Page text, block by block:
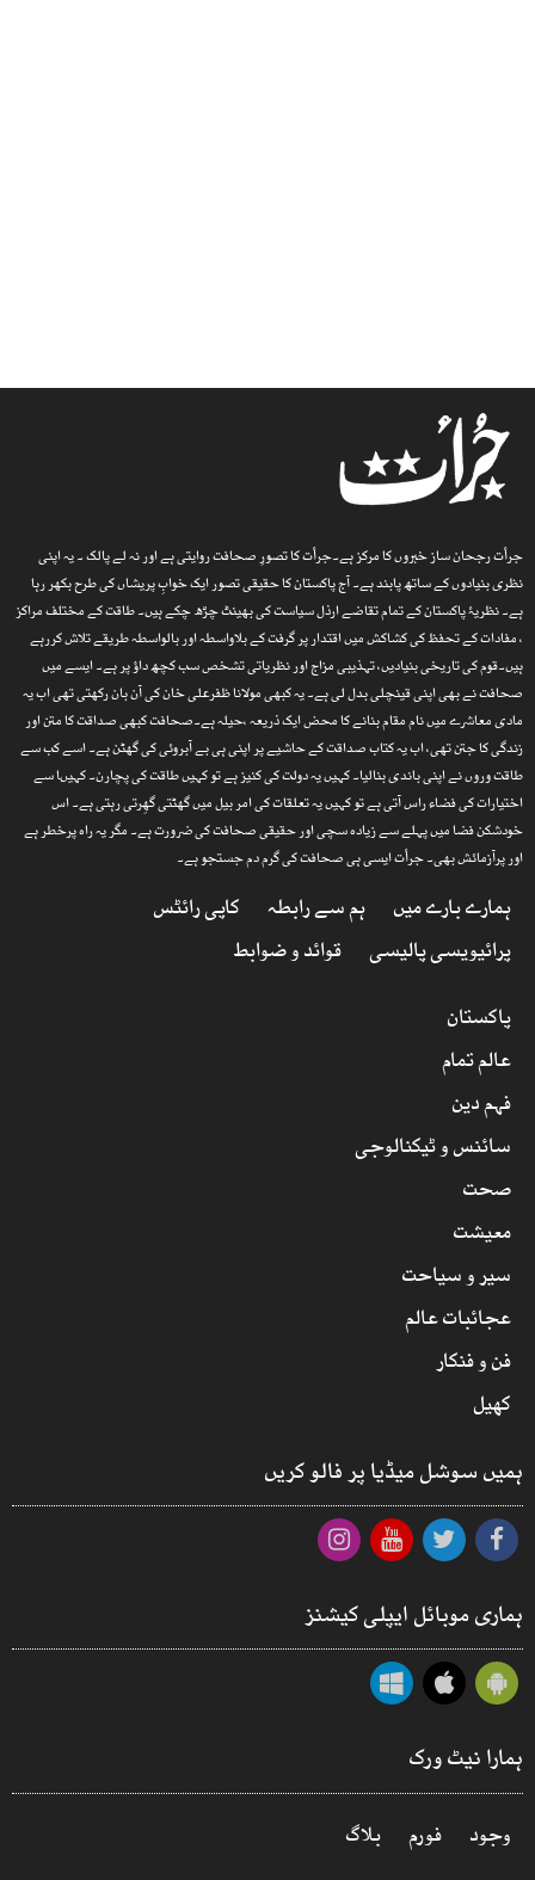
جرأت رجحان ساز خبروں کا مرکز ہے۔جرأت کا تصورِ صحافت روایتی ہے اور نہ لے پالک ۔ یہ اپنی
نظری بنیادوں کے ساتھ پابند ہے۔ آج پاکستان کا حقیقی تصور ایک خوابِ پریشاں کی طرح بکھر رہا
ہے۔ نظریۂ پاکستان کے تمام تقاضے ارذل سیاست کی بھینٹ چڑھ چکے ہیں۔ طاقت کے مختلف مراکز
، مفادات کے تحفظ کی کشاکش میں اقتدار پر گرفت کے بلاواسطہ اور بالواسطہ طریقے تلاش کررہے
ہیں۔قوم کی تاریخی بنیادیں، تہذیبی مزاج اور نظریاتی تشخص سب کچھ داؤ پر ہے۔ ایسے میں
صحافت نے بھی اپنی قینچلی بدل لی ہے۔ یہ کبھی مولانا ظفرعلی خان کی آن بان رکھتی تھی اب یہ
مادی معاشرے میں نام مقام بنانے کا محض ایک ذریعہ ،حیلہ ہے۔صحافت کبھی صداقت کا متن اور
زندگی کا جتن تھی، اب یہ کتاب صداقت کے حاشیے پر اپنی ہی بے آبروئی کی گھٹن ہے۔ اسے کب سے
طاقت وروں نے اپنی باندی بنالیا۔ کہیں یہ دولت کی کنیز ہے تو کہیں طاقت کی پچارن۔ کہیںا سے
اختیارات کی فضاء راس آتی ہے تو کہیں یہ تعلقات کی امر بیل میں گھٹتی گھِرتی رہتی ہے۔ اس
خودشکن فضا میں پہلے سے زیادہ سچی اور حقیقی صحافت کی ضرورت ہے۔ مگر یہ راہ پرخطر ہے
اور پرآزمائش بھی۔ جرأت ایسی ہی صحافت کی گرم دم جستجو ہے۔
ہمارے بارے میں ہم سے رابطہ
کاپی رائٹس
پرائیویسی پالیسی
قوائد و ضوابط
پاکستان
عالم تمام
فہم دین
سائنس و ٹیکنالوجی
صحت
معیشت
سیر و سیاحت
عجائبات عالم
فن و فنکار
کھیل
ہمیں سوشل میڈیا پر فالو کریں
ہماری موبائل ایپلی کیشنز
ہمارا نیٹ ورک
وجود فورم بلاگ